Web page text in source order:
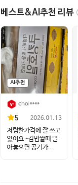
베스트&AI추천 리뷰
AI추천
choi****
5 2026.01.13
저렴한가격에 잘 쓰고
있어요~김밥쌀때 말
아놓으면 공기가...